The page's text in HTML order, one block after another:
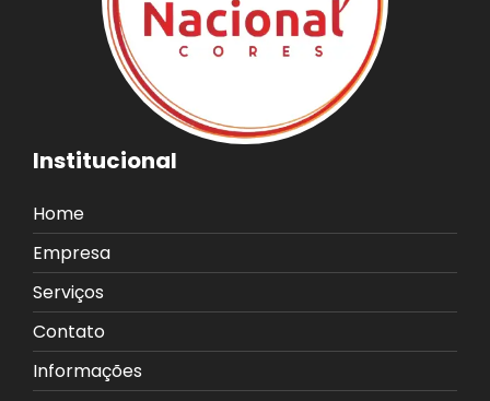
Institucional
Home
Empresa
Serviços
Contato
Informações